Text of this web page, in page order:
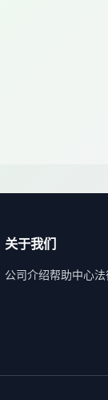
关于我们
公司介绍帮助中心